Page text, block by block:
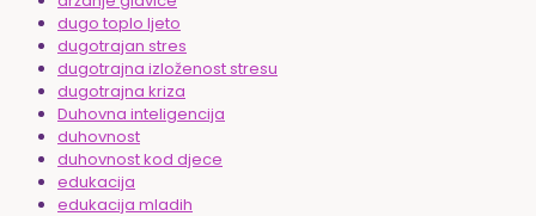
dugo toplo ljeto
dugotrajan stres
dugotrajna izloženost stresu
dugotrajna kriza
Duhovna inteligencija
duhovnost
duhovnost kod djece
edukacija
edukacija mladih